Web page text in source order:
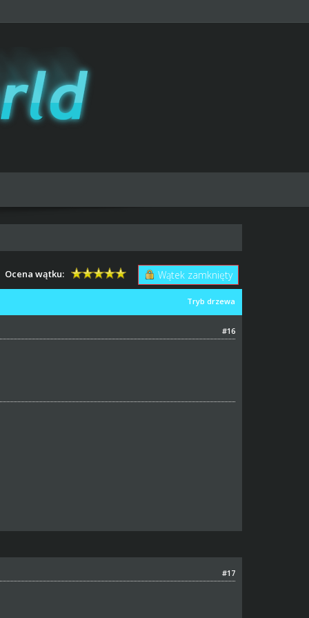
Wątek zamknięty
Ocena wątku:
Tryb drzewa
#16
#17